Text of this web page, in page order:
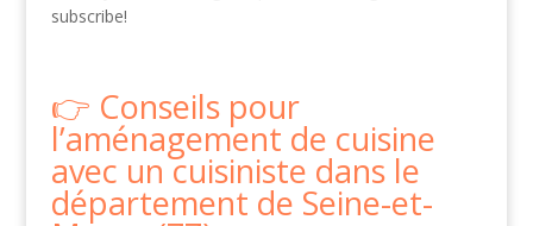
subscribe!
Conseils pour
l’aménagement de cuisine
avec un cuisiniste dans le
département de Seine-et-